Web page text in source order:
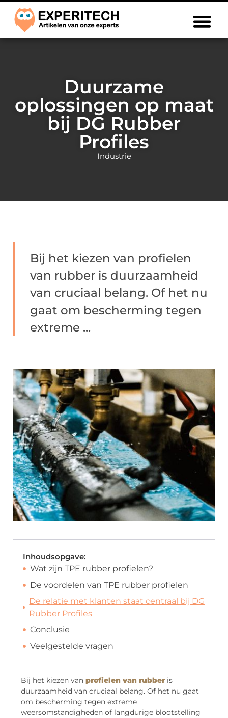
Duurzame
oplossingen op maat
bij DG Rubber
Profiles
Industrie
Bij het kiezen van profielen
van rubber is duurzaamheid
van cruciaal belang. Of het nu
gaat om bescherming tegen
extreme ...
Inhoudsopgave:
Wat zijn TPE rubber profielen?
De voordelen van TPE rubber profielen
De relatie met klanten staat centraal bij DG
Rubber Profiles
Conclusie
Veelgestelde vragen
Bij het kiezen van profielen van rubberis
duurzaamheid van cruciaal belang. Of het nu gaat
om bescherming tegen extreme
weersomstandigheden of langdurige blootstelling